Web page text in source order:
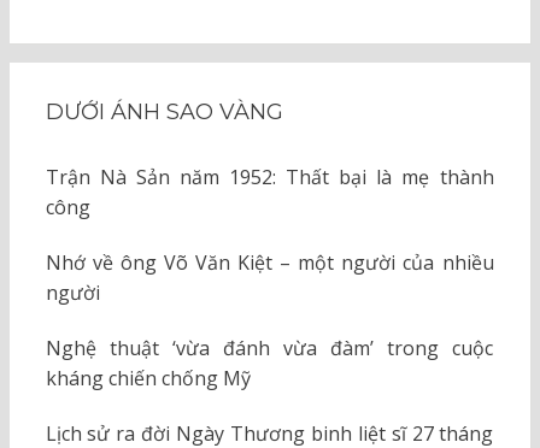
DƯỚI ÁNH SAO VÀNG
Trận Nà Sản năm 1952: Thất bại là mẹ thành
công
Nhớ về ông Võ Văn Kiệt – một người của nhiều
người
Nghệ thuật ‘vừa đánh vừa đàm’ trong cuộc
kháng chiến chống Mỹ
Lịch sử ra đời Ngày Thương binh liệt sĩ 27 tháng